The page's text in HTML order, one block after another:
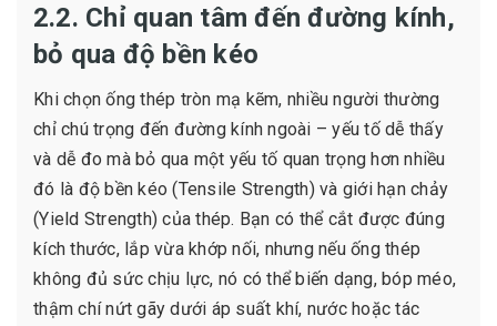
2.2. Chỉ quan tâm đến đường kính,
bỏ qua độ bền kéo
Khi chọn ống thép tròn mạ kẽm, nhiều người thường
chỉ chú trọng đến đường kính ngoài – yếu tố dễ thấy
và dễ đo mà bỏ qua một yếu tố quan trọng hơn nhiều
đó là độ bền kéo (Tensile Strength) và giới hạn chảy
(Yield Strength) của thép. Bạn có thể cắt được đúng
kích thước, lắp vừa khớp nối, nhưng nếu ống thép
không đủ sức chịu lực, nó có thể biến dạng, bóp méo,
thậm chí nứt gãy dưới áp suất khí, nước hoặc tác